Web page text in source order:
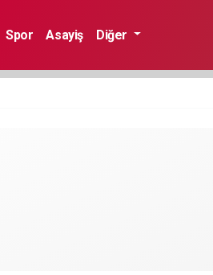
Spor Asayiş Diğer